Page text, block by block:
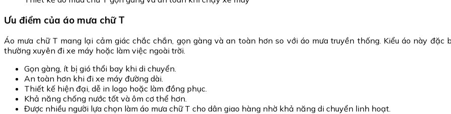
Ưu điểm của áo mưa chữ T
Áo mưa chữ T mang lại cảm giác chắc chắn, gọn gàng và an toàn hơn so với áo mưa truyền thống. Kiểu áo này đặc
thường xuyên đi xe máy hoặc làm việc ngoài trời.
Gọn gàng, ít bị gió thổi bay khi di chuyển.
An toàn hơn khi đi xe máy đường dài.
Thiết kế hiện đại, dễ in logo hoặc làm đồng phục.
Khả năng chống nước tốt và ôm cơ thể hơn.
Được nhiều người lựa chọn làm áo mưa chữ T cho dân giao hàng nhờ khả năng di chuyển linh hoạt.